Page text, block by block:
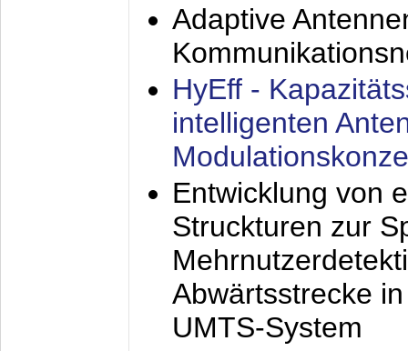
Adaptive
HyEff -
intelligenten
Entwicklung von
Struckturen zur
Abwärtsstrecke
UMTS-System